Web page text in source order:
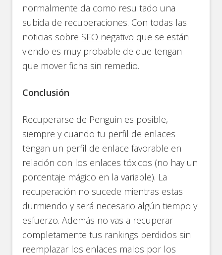
normalmente da como resultado una
subida de recuperaciones. Con todas las
noticias sobre SEO negativo que se están
viendo es muy probable de que tengan
que mover ficha sin remedio.
Conclusión
Recuperarse de Penguin es posible,
siempre y cuando tu perfil de enlaces
tengan un perfil de enlace favorable en
relación con los enlaces tóxicos (no hay un
porcentaje mágico en la variable). La
recuperación no sucede mientras estas
durmiendo y será necesario algún tiempo y
esfuerzo. Además no vas a recuperar
completamente tus rankings perdidos sin
reemplazar los enlaces malos por los